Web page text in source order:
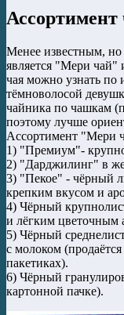
Менее известным, но
является "Мери чай"
чая можно узнать
тёмноволосой
чайника по чашкам
поэтому лучше
Ассортимент "Мери
1) "Премиум"-
2) "Дарджилинг" в
3) "Пекое" - чёрный
крепким вкусом и
4) Чёрный
и лёгким цветочным
5) Чёрный
с молоком
пакетиках).
6) Чёрный
картонной пачке).